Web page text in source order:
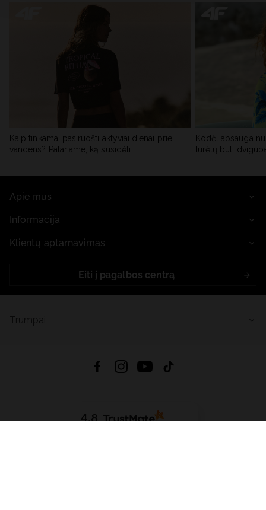
Kaip tinkamai pasiruošti aktyviai dienai prie
vandens? Patariame, ką susidėti
Kodėl apsauga
turėtų būti
Apie mus
Informacija
Klientų aptarnavimas
Eiti į pagalbos centrą
4.8